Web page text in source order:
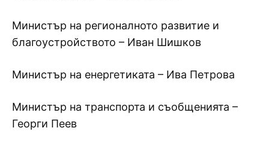
Министър на регионалното развитие и
благоустройството – Иван Шишков
Министър на енергетиката – Ива Петрова
Министър на транспорта и съобщенията –
Георги Пеев